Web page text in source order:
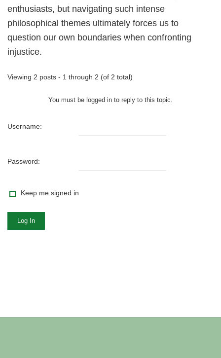
enthusiasts, but navigating such intense
philosophical themes ultimately forces us to
question our own boundaries when confronting
injustice.
Viewing 2 posts - 1 through 2 (of 2 total)
You must be logged in to reply to this topic.
Username:
Password:
Keep me signed in
Log In